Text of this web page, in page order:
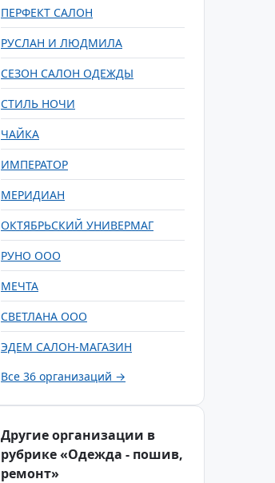
ПЕРФЕКТ САЛОН
РУСЛАН И ЛЮДМИЛА
СЕЗОН САЛОН ОДЕЖДЫ
СТИЛЬ НОЧИ
ЧАЙКА
ИМПЕРАТОР
МЕРИДИАН
ОКТЯБРЬСКИЙ УНИВЕРМАГ
РУНО ООО
МЕЧТА
СВЕТЛАНА ООО
ЭДЕМ САЛОН-МАГАЗИН
Все 36 организаций →
Другие организации в
рубрике «Одежда - пошив,
ремонт»